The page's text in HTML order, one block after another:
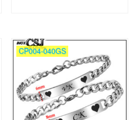
CP004-040GS